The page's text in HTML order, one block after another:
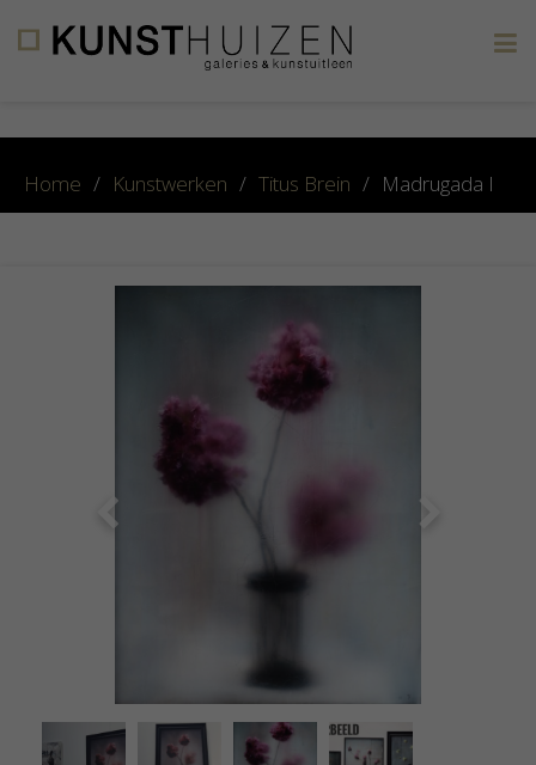
Home / Kunstwerken / Titus Brein / Madrugada I